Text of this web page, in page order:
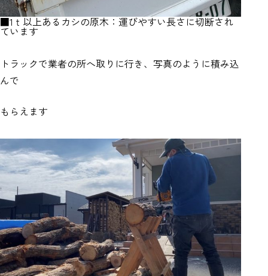
■1ｔ以上あるカシの原木：運びやすい長さに切断され
ています
トラックで業者の所へ取りに行き、写真のように積み込
んで
もらえます